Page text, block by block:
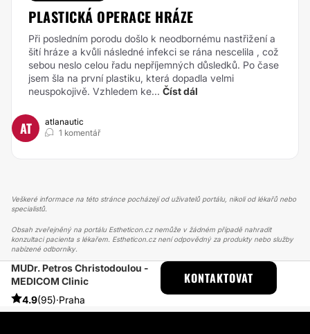
PLASTICKÁ OPERACE HRÁZE
Při posledním porodu došlo k neodbornému nastřižení a
šití hráze a kvůli následné infekci se rána nescelila , což
sebou neslo celou řadu nepříjemných důsledků. Po čase
jsem šla na první plastiku, která dopadla velmi
neuspokojivě. Vzhledem ke... Číst dál
AT
atlanautic
1 komentář
Veškeré informace na této stránce pocházejí od uživatelů portálu, nikoli od lékařů nebo
specialistů.
Obsah zveřejněný na portálu Estheticon.cz nemůže v žádném případě nahradit
konzultaci pacienta s lékařem. Estheticon.cz není odpovědný za produkty nebo služby
nabízené odborníky.
MUDr. Petros Christodoulou -
MEDICOM Clinic
4.9(95)·Praha
KONTAKTOVAT
ESTHETICON
PŘÍBĚHY
PŘÍBĚHY TÝKAJÍCÍ SE ZÁKROKU ZVĚTŠENÍ PRSOU
SPOKOJENÁ A ŠŤASTNÁ PO AUGMENTACI PRSOU